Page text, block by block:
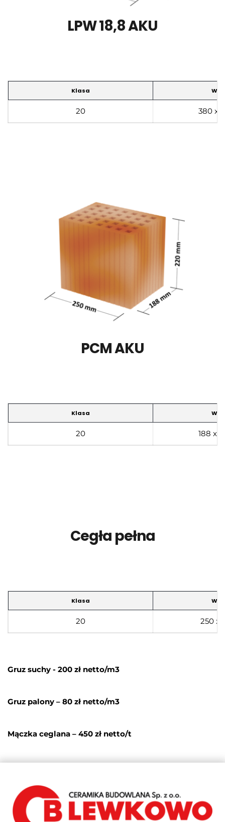
LPW 18,8 AKU
Klasa
20 380 x
PCM AKU
Klasa
20 188 x
Cegła pełna
Klasa
20 250 x
Gruz suchy - 200 zł netto/m3
Gruz palony – 80 zł netto/m3
Mączka ceglana – 450 zł netto/t